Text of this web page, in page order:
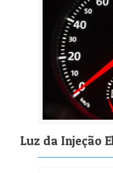
Luz da Injeção